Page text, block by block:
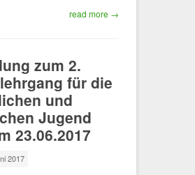
read more →
zum 2.
für die
und
Jugend
23.06.2017
2017